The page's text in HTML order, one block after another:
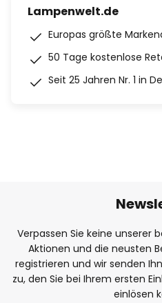
Lampenwelt.de
Europas größte
50 Tage kostenlose
Seit 25 Jahren Nr. 1 in
Verpassen Sie keine unserer
Aktionen und die neusten
registrieren und wir senden
zu, den Sie bei Ihrem ersten
einlösen